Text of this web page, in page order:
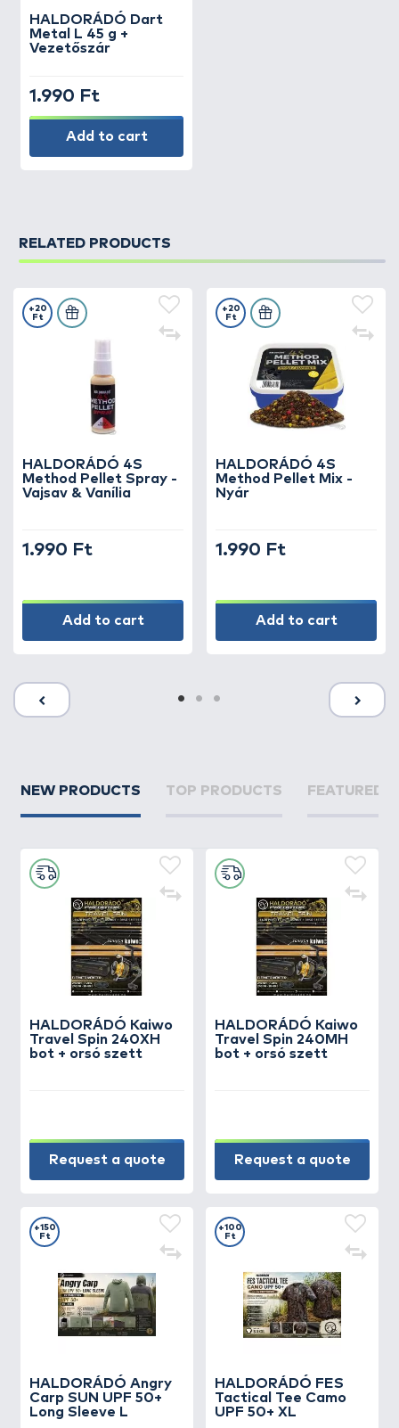
HALDORÁDÓ Dart
Metal L 45 g +
Vezetőszár
1.990 Ft
Add to cart
RELATED PRODUCTS
HALDORÁDÓ 4S
Method Pellet Spray -
Vajsav & Vanília
+20
Ft
1.990 Ft
Add to cart
HALDORÁDÓ 4S
Method Pellet Mix -
Nyár
+20
Ft
1.990 Ft
Add to cart
NEW PRODUCTS TOP PRODUCTS FEATURED
HALDORÁDÓ Kaiwo
Travel Spin 240XH
bot + orsó szett
Request a quote
HALDORÁDÓ Kaiwo
Travel Spin 240MH
bot + orsó szett
Request a quote
HALDORÁDÓ Angry
Carp SUN UPF 50+
Long Sleeve L
+150
Ft
HALDORÁDÓ FES
Tactical Tee Camo
UPF 50+ XL
+100
Ft